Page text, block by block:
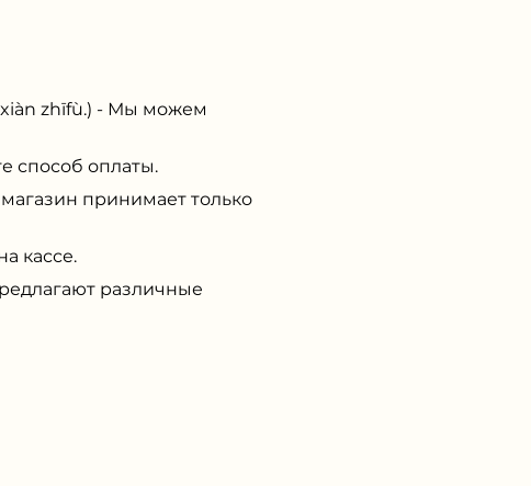
zhīfù.) - Мы можем
способ оплаты.
магазин принимает только
кассе.
различные